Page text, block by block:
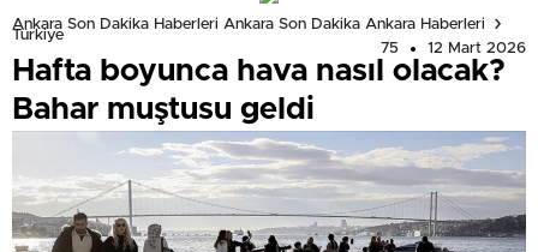
Ankara Son Dakika Haberleri Ankara Son Dakika Ankara Haberleri
Türkiye
75
12 Mart 2026
Hafta boyunca hava nasıl olacak?
Bahar muştusu geldi